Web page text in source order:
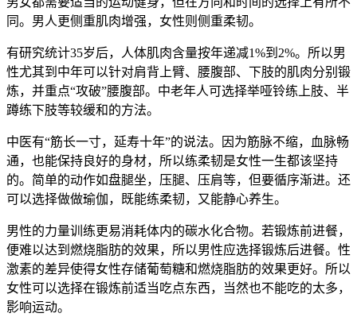
同。男人更侧重肌肉增强，女性则侧重柔韧。
有研究统计35岁后，人体肌肉含量按年递减1%到2%。所以男
性尤其到中年可以针对肩背上臂、腰腹部、下肢的肌肉分别锻
炼，并重点“攻破”腰腹部。中老年人可选择举哑铃练上肢、半
蹲练下肢等较缓和的方法。
中医有“筋长一寸，延寿十年”的说法。因为筋脉不缩，血脉畅
通，也能保持良好的身材，所以练柔韧是女性一生都该坚持
的。简单的动作如盘腿坐，压腿、压肩等，但要循序渐进。还
可以选择做做瑜伽，既能练柔韧，又能静心养生。
男性的力量训练更易消耗体内的碳水化合物。若锻炼前进餐，
便难以达到燃烧脂肪的效果，所以男性应选择锻炼后进餐。性
激素的差异使得女性存储葡萄糖和燃烧脂肪的效果更好。所以
女性可以选择在锻炼前适当吃点东西，当然也不能吃的太多，
影响运动。